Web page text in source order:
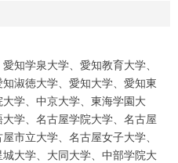
知学泉大学、愛知教育大学、
淑徳大学、愛知大学、愛知東
学、中京大学、東海学園大
学、名古屋学院大学、名古屋
市立大学、名古屋女子大学、
大学、大同大学、中部学院大